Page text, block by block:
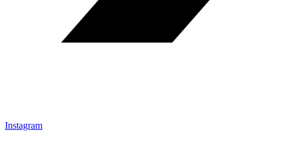
Instagram